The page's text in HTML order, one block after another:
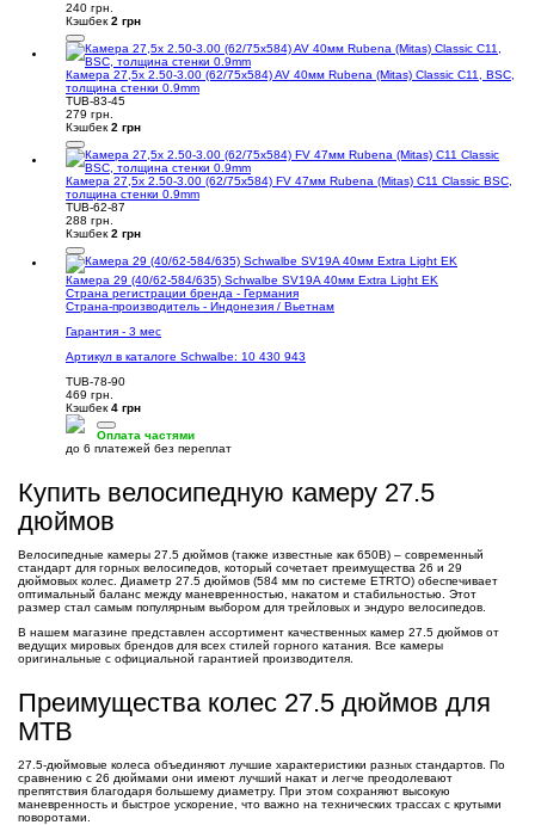
240 грн.
Кэшбек 2 грн
Камера 27,5x 2.50-3.00 (62/75х584) AV 40мм Rubena (Mitas) Classic C11, BSC,
толщина стенки 0.9mm
TUB-83-45
279 грн.
Кэшбек 2 грн
Камера 27,5x 2.50-3.00 (62/75x584) FV 47мм Rubena (Mitas) C11 Classic BSC,
толщина стенки 0.9mm
TUB-62-87
288 грн.
Кэшбек 2 грн
Камера 29 (40/62-584/635) Schwalbe SV19A 40мм Extra Light EK
Страна регистрации бренда - Германия
Страна-производитель - Индонезия / Вьетнам
Гарантия - 3 мес
Артикул в каталоге Schwalbe: 10 430 943
TUB-78-90
469 грн.
Кэшбек 4 грн
Оплата частями
до 6 платежей без переплат
Купить велосипедную камеру 27.5
дюймов
Велосипедные камеры 27.5 дюймов (также известные как 650B) – современный
стандарт для горных велосипедов, который сочетает преимущества 26 и 29
дюймовых колес. Диаметр 27.5 дюймов (584 мм по системе ETRTO) обеспечивает
оптимальный баланс между маневренностью, накатом и стабильностью. Этот
размер стал самым популярным выбором для трейловых и эндуро велосипедов.
В нашем магазине представлен ассортимент качественных камер 27.5 дюймов от
ведущих мировых брендов для всех стилей горного катания. Все камеры
оригинальные с официальной гарантией производителя.
Преимущества колес 27.5 дюймов для
MTB
27.5-дюймовые колеса объединяют лучшие характеристики разных стандартов. По
сравнению с 26 дюймами они имеют лучший накат и легче преодолевают
препятствия благодаря большему диаметру. При этом сохраняют высокую
маневренность и быстрое ускорение, что важно на технических трассах с крутыми
поворотами.